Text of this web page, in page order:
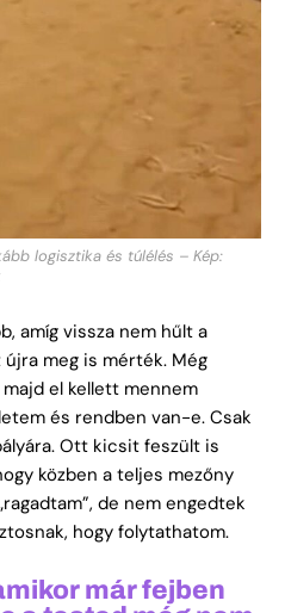
logisztika és túlélés – Kép:
amíg vissza nem hűlt a
meg is mérték. Még
el kellett mennem
és rendben van-e. Csak
Ott kicsit feszült is
közben a teljes mezőny
de nem engedtek
hogy folytathatom.
már fejben